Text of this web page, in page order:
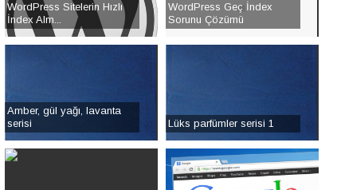
WordPress Sitelerin Hızlı
İndex Alm...
WordPress Geç İndex
Sorunu Çözümü
Amber, gül yağı, lavanta
serisi
Lüks parfümler serisi 1